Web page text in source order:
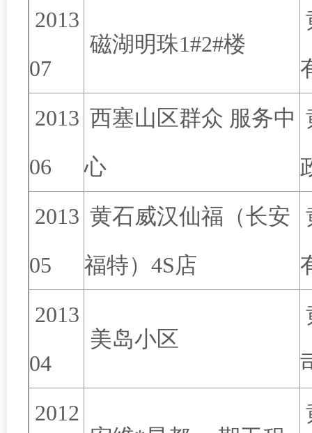
2013
07
磁湖明珠1#2#楼
2013
06
西塞山区群众 服务中
心
2013
05
黄石威汉仙福（长安
福特）4S店
2013
04
美岛小区
2012